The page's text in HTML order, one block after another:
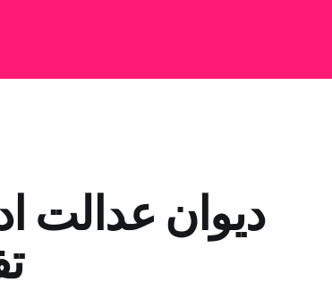
دیوان عدالت